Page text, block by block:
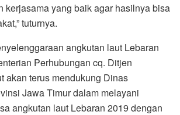
kerjasama yang baik agar hasilnya bisa
tuturnya.
angkutan laut Lebaran
Perhubungan cq. Ditjen
akan terus mendukung Dinas
Jawa Timur dalam melayani
angkutan laut Lebaran 2019 dengan